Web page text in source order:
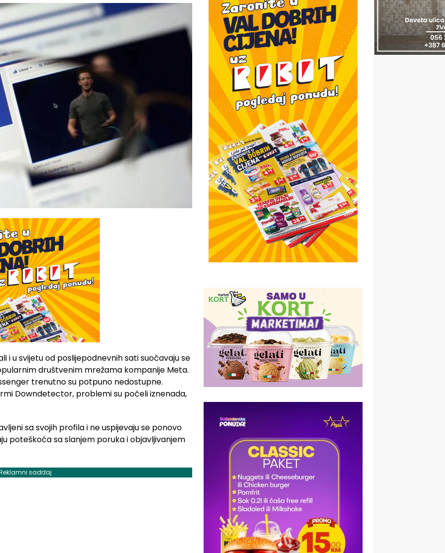
i u svijetu od poslijepodnevnih sati suočavaju se
društvenim mrežama kompanije Meta.
trenutno su potpuno nedostupne.
Downdetector, problemi su počeli iznenada,
sa svojih profila i ne uspijevaju se ponovo
poteškoća sa slanjem poruka i objavljivanjem
sadržaj